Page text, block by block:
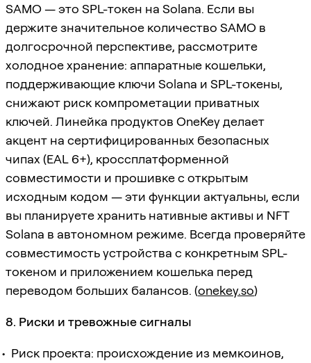
SAMO — это SPL-токен на Solana. Если вы
держите значительное количество SAMO в
долгосрочной перспективе, рассмотрите
холодное хранение: аппаратные кошельки,
поддерживающие ключи Solana и SPL-токены,
снижают риск компрометации приватных
ключей. Линейка продуктов OneKey делает
акцент на сертифицированных безопасных
чипах (EAL 6+), кроссплатформенной
совместимости и прошивке с открытым
исходным кодом — эти функции актуальны, если
вы планируете хранить нативные активы и NFT
Solana в автономном режиме. Всегда проверяйте
совместимость устройства с конкретным SPL-
токеном и приложением кошелька перед
переводом больших балансов. (onekey.so)
8. Риски и тревожные сигналы
Риск проекта: происхождение из мемкоинов,